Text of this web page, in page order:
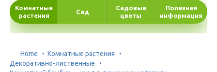
Комнатные
растения
Сад
Садовые
цветы
Полезная
информация
Home
Комнатные растения
Декоративно-лиственные